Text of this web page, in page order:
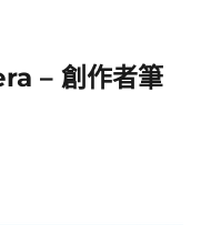
– 創作者筆